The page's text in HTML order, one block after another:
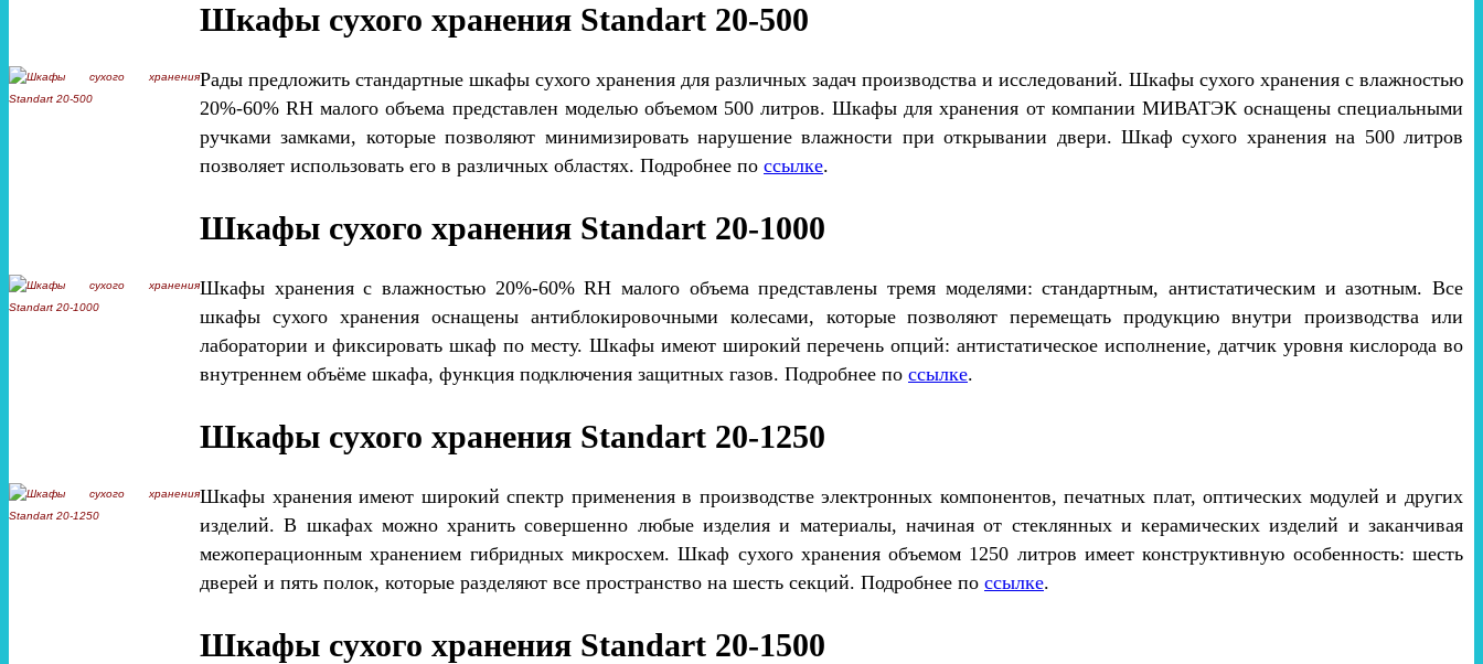
Шкафы сухого хранения Standart 20-500
Рады предложить стандартные шкафы сухого хранения для различных задач производства и исследований. Шкафы сухого хранения с влажностью
20%-60% RH малого объема представлен моделью объемом 500 литров. Шкафы для хранения от компании МИВАТЭК оснащены специальными
ручками замками, которые позволяют минимизировать нарушение влажности при открывании двери. Шкаф сухого хранения на 500 литров
позволяет использовать его в различных областях. Подробнее по ссылке.
Шкафы сухого хранения Standart 20-1000
Шкафы хранения с влажностью 20%-60% RH малого объема представлены тремя моделями: стандартным, антистатическим и азотным. Все
шкафы сухого хранения оснащены антиблокировочными колесами, которые позволяют перемещать продукцию внутри производства или
лаборатории и фиксировать шкаф по месту. Шкафы имеют широкий перечень опций: антистатическое исполнение, датчик уровня кислорода во
внутреннем объёме шкафа, функция подключения защитных газов. Подробнее по ссылке.
Шкафы сухого хранения Standart 20-1250
Шкафы хранения имеют широкий спектр применения в производстве электронных компонентов, печатных плат, оптических модулей и других
изделий. В шкафах можно хранить совершенно любые изделия и материалы, начиная от стеклянных и керамических изделий и заканчивая
межоперационным хранением гибридных микросхем. Шкаф сухого хранения объемом 1250 литров имеет конструктивную особенность: шесть
дверей и пять полок, которые разделяют все пространство на шесть секций. Подробнее по ссылке.
Шкафы сухого хранения Standart 20-1500